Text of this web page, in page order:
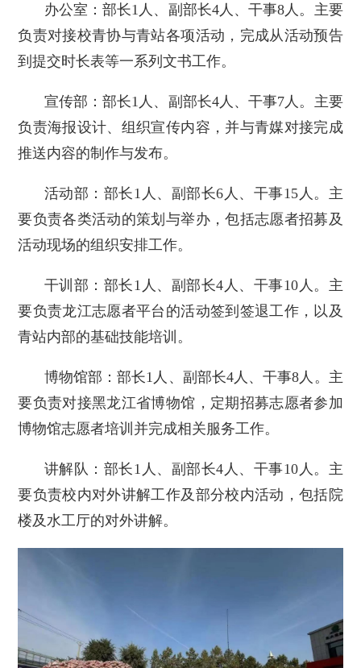
办公室：部长1人、副部长4人、干事8人。主要
负责对接校青协与青站各项活动，完成从活动预告
到提交时长表等一系列文书工作。
宣传部：部长1人、副部长4人、干事7人。主要
负责海报设计、组织宣传内容，并与青媒对接完成
推送内容的制作与发布。
活动部：部长1人、副部长6人、干事15人。主
要负责各类活动的策划与举办，包括志愿者招募及
活动现场的组织安排工作。
干训部：部长1人、副部长4人、干事10人。主
要负责龙江志愿者平台的活动签到签退工作，以及
青站内部的基础技能培训。
博物馆部：部长1人、副部长4人、干事8人。主
要负责对接黑龙江省博物馆，定期招募志愿者参加
博物馆志愿者培训并完成相关服务工作。
讲解队：部长1人、副部长4人、干事10人。主
要负责校内对外讲解工作及部分校内活动，包括院
楼及水工厅的对外讲解。